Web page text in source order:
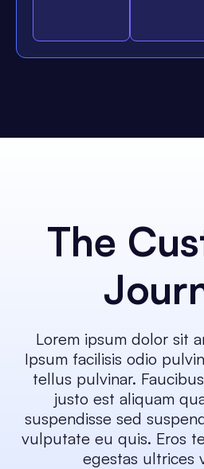
The
Lorem ipsum dolor sit
Ipsum facilisis odio
tellus pulvinar.
justo est aliquam
suspendisse sed
vulputate eu quis. Eros
egestas ultrices